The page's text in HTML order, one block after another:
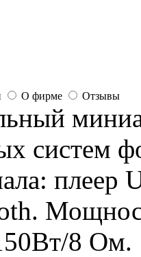
О фирме Отзывы
систем
8 Ом.